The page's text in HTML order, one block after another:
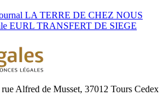
LA TERRE DE CHEZ NOUS
EURL TRANSFERT DE SIEGE
Alfred de Musset, 37012 Tours Cedex